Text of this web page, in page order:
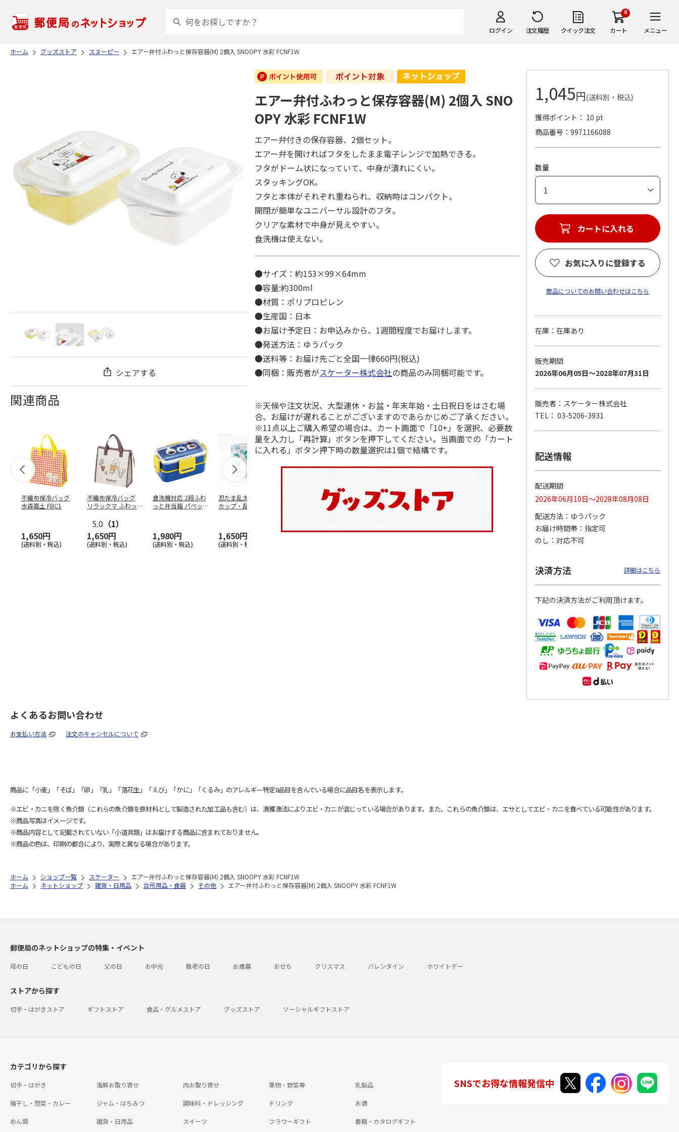
ログイン 注文履歴 クイック注文
0
カート メニュー
ホーム グッズストア スヌーピー エアー弁付ふわっと保存容器(M) 2個入 SNOOPY 水彩 FCNF1W
シェアする
関連商品
不織布保冷バッグ
水森亜土 FBC1
1,650円
(送料別・税込)
不織布保冷バッグ
リラックマ ふわっ
5.0 （1）
1,650円
(送料別・税込)
食洗機対応 2段ふわ
っと弁当箱 パペッ
1,980円
(送料別・税込)
忍たま乱太郎 マグ
カップ・乱太郎・き
1,650円
(送料別・税込)
抗菌食洗機対応 ふ
わっと弁当箱 530ml
水森亜土 PF
1,760円
マスコット入りドリ
ンクボトル ハロー
キティ PSPR5MC
3,300円
陶器ダイカットマグ
カップ ポムポムプ
リン CHMGD4
2,970円
キティ KCOB2
2,200円
ふわっとフタタイト
パペットスンスン
R…
1,485円
(送料別・税込)
八角形ステンレスマ
エアー弁付ふわっと保存容器(M) 2個入 SNO
OPY 水彩 FCNF1W
エアー弁付きの保存容器、2個セット。
エアー弁を開ければフタをしたまま電子レンジで加熱できる。
フタがドーム状になっていて、中身が潰れにくい。
スタッキングOK。
フタと本体がそれぞれ重ねられ、収納時はコンパクト。
開閉が簡単なユニバーサル設計のフタ。
クリアな素材で中身が見えやすい。
食洗機は使えない。
●サイズ：約153×99×64mm
●容量:約300ml
●材質：ポリプロピレン
●生産国：日本
●お届け予定日：お申込みから、1週間程度でお届けします。
●発送方法：ゆうパック
●送料等：お届け先ごと全国一律660円(税込)
●同梱：販売者がスケーター株式会社の商品のみ同梱可能です。
※天候や注文状況、大型連休・お盆・年末年始・土日祝日をはさむ場
合、お届けが遅れることがございますのであらかじめご了承ください。
※11点以上ご購入希望の場合は、カート画面で「10+」を選択、必要数
量を入力し「再計算」ボタンを押下してください。当画面での「カート
に入れる」ボタン押下時の数量選択は1個で結構です。
1,045円(送料別・税込)
獲得ポイント： 10 pt
商品番号
9971166088
数量
カートに入れる
お気に入りに登録する
商品についてのお問い合わせはこちら
在庫：在庫あり
販売期間
2026年06月05日～2028年07月31日
販売者：スケーター株式会社
TEL： 03-5206-3931
配送情報
配送期間
2026年06月10日～2028年08月08日
配送方法
ゆうパック
お届け時間帯
指定可
のし
対応不可
決済方法 詳細はこちら
下記の決済方法がご利用頂けます。
よくあるお問い合わせ
お支払い方法 注文のキャンセルについて
商品に「小麦」「そば」「卵」「乳」「落花生」「えび」「かに」「くるみ」のアレルギー特定8品目を含んでいる場合に品目名を表示します。
※エビ・カニを除く魚介類（これらの魚介類を原材料として製造された加工品も含む）は、漁獲漁法によりエビ・カニが混じっている場合があります。また、これらの魚介類は、エサとしてエビ・カニを食べている可能性があります。
※商品写真はイメージです。
※商品内容として記載されていない「小道具類」はお届けする商品に含まれておりません。
※商品の色は、印刷の都合により、実際と異なる場合があります。
ホーム ショップ一覧 スケーター
エアー弁付ふわっと保存容器(M) 2個入 SNOOPY 水彩 FCNF1W
ホーム
ネットショップ 雑貨・日用品 台所用品・食器 その他 エアー弁付ふわっと保存容器(M) 2個入 SNOOPY 水彩 FCNF1W
郵便局のネットショップの特集・イベント
母の日 こどもの日 父の日 お中元 敬老の日 お歳暮 おせち クリスマス バレンタイン ホワイトデー
ストアから探す
切手・はがきストア ギフトストア 食品・グルメストア グッズストア ソーシャルギフトストア
カテゴリから探す
切手・はがき 海鮮お取り寄せ 肉お取り寄せ 果物・野菜等 乳製品
梅干し・惣菜・カレー ジャム・はちみつ 調味料・ドレッシング ドリンク お酒
めん類 雑貨・日用品 スイーツ フラワーギフト 書籍・カタログギフト
SNSでお得な情報発信中